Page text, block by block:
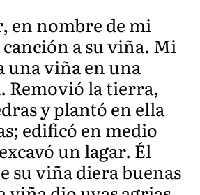
en nombre de mi
a su viña. Mi
una viña en una
Removió la tierra,
y plantó en ella
edificó en medio
un lagar. Él
su viña diera buenas